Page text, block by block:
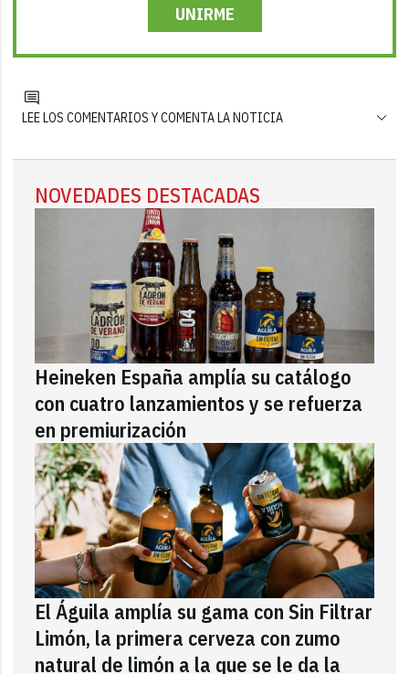
UNIRME
LEE LOS COMENTARIOS Y COMENTA LA NOTICIA
NOVEDADES DESTACADAS
Heineken España amplía su catálogo
con cuatro lanzamientos y se refuerza
en premiurización
El Águila amplía su gama con Sin Filtrar
Limón, la primera cerveza con zumo
natural de limón a la que se le da la